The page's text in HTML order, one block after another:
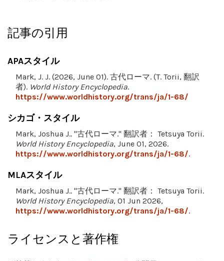
記事の引用
APAスタイル
Mark, J. J. (2026, June 01). 古代ローマ. (T. Torii, 翻訳
者). World History Encyclopedia.
https://www.worldhistory.org/trans/ja/1-68/
シカゴ・スタイル
Mark, Joshua J.. "古代ローマ." 翻訳者： Tetsuya Torii.
World History Encyclopedia, June 01, 2026.
https://www.worldhistory.org/trans/ja/1-68/.
MLAスタイル
Mark, Joshua J.. "古代ローマ." 翻訳者： Tetsuya Torii.
World History Encyclopedia, 01 Jun 2026,
https://www.worldhistory.org/trans/ja/1-68/.
ライセンスと著作権